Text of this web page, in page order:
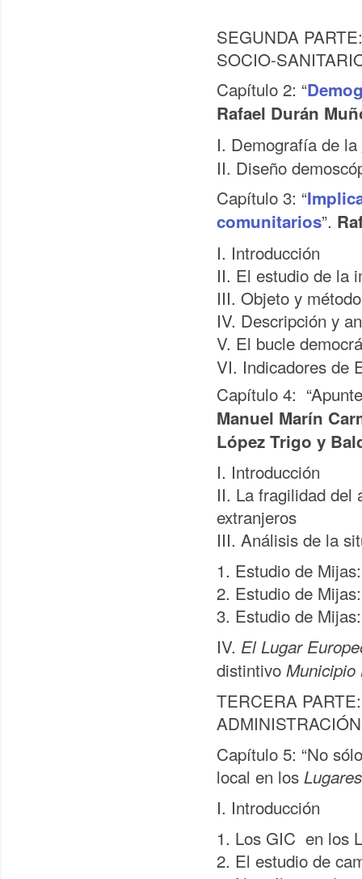
SEGUNDA
SOCIO-
Capítulo 2: “
Rafael Durán
I. Demografía de la
II. Diseño
Capítulo 3: “
comunitarios”.
I. Introducción
II. El estudio de la
III. Objeto y
IV. Descripción y
V. El bucle
VI. Indicadores de
Capítulo 4:
Manuel Marín
López Trigo y
I. Introducción
II. La fragilidad del
extranjeros
III. Análisis de la
1. Estudio de
2. Estudio de
3. Estudio de
IV. El Lugar
distintivo Municipio
TERCERA
Capítulo 5: “No
local en los
I. Introducción
1. Los GIC en los
2. El estudio de